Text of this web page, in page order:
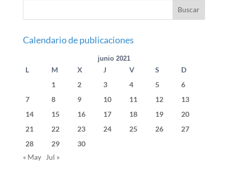
Calendario de publicaciones
junio 2021
L M X J V S
D
1
2 3 4 5
6
7
8 9 10 11 12
13
14
15 16 17 18 19
20
21
22 23 24 25 26
27
28
29
30
« May
Jul »